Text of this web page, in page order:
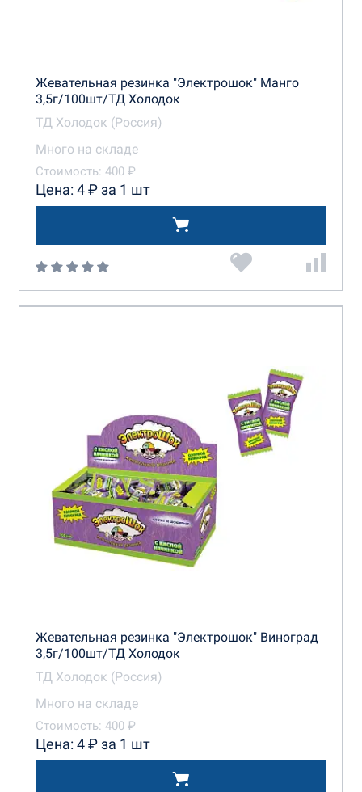
Жевательная резинка "Электрошок" Манго
3,5г/100шт/ТД Холодок
ТД Холодок (Россия)
Много на складе
Стоимость: 400 ₽
Цена: 4 ₽ за 1 шт
Жевательная резинка "Электрошок" Виноград
3,5г/100шт/ТД Холодок
ТД Холодок (Россия)
Много на складе
Стоимость: 400 ₽
Цена: 4 ₽ за 1 шт